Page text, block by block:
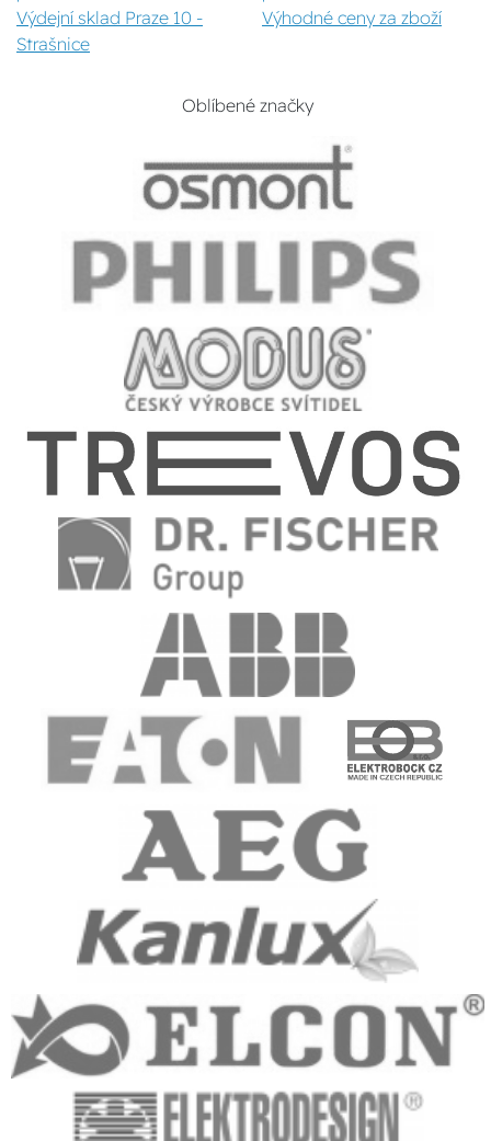
Výdejní sklad Praze 10 -
Strašnice
Výhodné ceny za zboží
Oblíbené značky